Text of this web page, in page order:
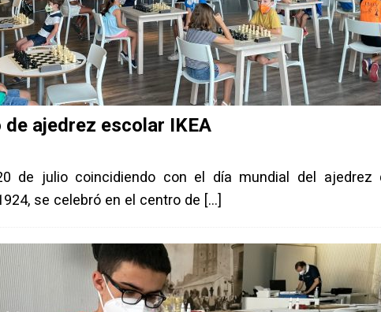
ajedrez escolar IKEA
de julio coincidiendo con el día mundial del ajedrez
se celebró en el centro de […]